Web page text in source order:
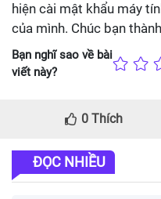
hiện cài mật khẩu máy
của mình. Chúc bạn
Bạn nghĩ sao về bài
viết này?
0 Thích
ĐỌC NHIỀU